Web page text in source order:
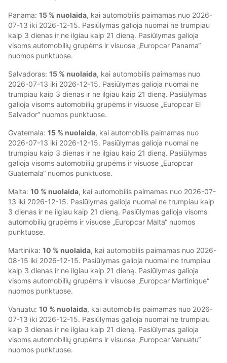
Panama: 15 % nuolaida, kai automobilis paimamas nuo 2026-
07-13 iki 2026-12-15. Pasiūlymas galioja nuomai ne trumpiau
kaip 3 dienas ir ne ilgiau kaip 21 dieną. Pasiūlymas galioja
visoms automobilių grupėms ir visuose „Europcar Panama“
nuomos punktuose.
Salvadoras: 15 % nuolaida, kai automobilis paimamas nuo
2026-07-13 iki 2026-12-15. Pasiūlymas galioja nuomai ne
trumpiau kaip 3 dienas ir ne ilgiau kaip 21 dieną. Pasiūlymas
galioja visoms automobilių grupėms ir visuose „Europcar El
Salvador“ nuomos punktuose.
Gvatemala: 15 % nuolaida, kai automobilis paimamas nuo
2026-07-13 iki 2026-12-15. Pasiūlymas galioja nuomai ne
trumpiau kaip 3 dienas ir ne ilgiau kaip 21 dieną. Pasiūlymas
galioja visoms automobilių grupėms ir visuose „Europcar
Guatemala“ nuomos punktuose.
Malta: 10 % nuolaida, kai automobilis paimamas nuo 2026-07-
13 iki 2026-12-15. Pasiūlymas galioja nuomai ne trumpiau kaip
3 dienas ir ne ilgiau kaip 21 dieną. Pasiūlymas galioja visoms
automobilių grupėms ir visuose „Europcar Malta“ nuomos
punktuose.
Martinika: 10 % nuolaida, kai automobilis paimamas nuo 2026-
08-15 iki 2026-12-15. Pasiūlymas galioja nuomai ne trumpiau
kaip 3 dienas ir ne ilgiau kaip 21 dieną. Pasiūlymas galioja
visoms automobilių grupėms ir visuose „Europcar Martinique“
nuomos punktuose.
Vanuatu: 10 % nuolaida, kai automobilis paimamas nuo 2026-
07-13 iki 2026-12-15. Pasiūlymas galioja nuomai ne trumpiau
kaip 3 dienas ir ne ilgiau kaip 21 dieną. Pasiūlymas galioja
visoms automobilių grupėms ir visuose „Europcar Vanuatu“
nuomos punktuose.